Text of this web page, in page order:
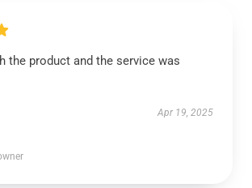
the product and the service was
Apr 19, 2025